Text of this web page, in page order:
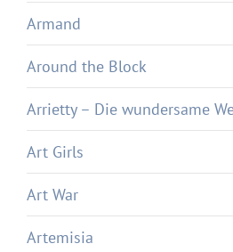
Armand
Around the Block
Arrietty – Die wundersame
Art Girls
Art War
Artemisia